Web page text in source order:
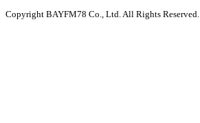
Copyright BAYFM78 Co., Ltd. All Rights Reserved.